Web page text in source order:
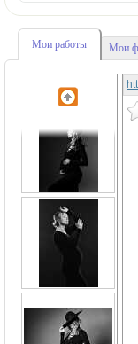
Мои работы Мои